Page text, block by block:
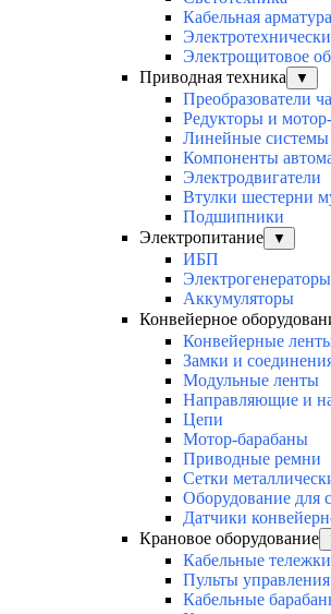
Кабельная арматура
Электрощитовое
Приводная техника
▼
Преобразователи
Редукторы и
Линейные системы
Компоненты
Электродвигатели
Втулки шестерни
Подшипники
Электропитание
▼
ИБП
Электрогенераторы
Аккумуляторы
Конвейерное
Конвейерные
Замки и
Модульные ленты
Направляющие и
Цепи
Мотор-барабаны
Приводные ремни
Сетки
Оборудование для
Датчики
Крановое оборудование
Кабельные тележки
Пульты управления
Кабельные